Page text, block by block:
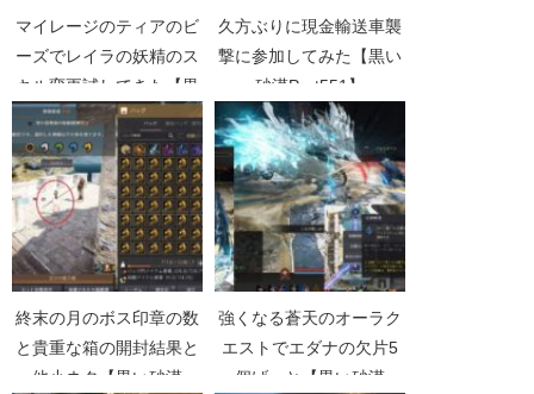
マイレージのティアのビ
ーズでレイラの妖精のス
キル変更試してきた【黒
い砂漠Part3510】
久方ぶりに現金輸送車襲
撃に参加してみた【黒い
砂漠Part551】
終末の月のボス印章の数
と貴重な箱の開封結果と
他小ネタ【黒い砂漠
強くなる蒼天のオーラク
エストでエダナの欠片5
個げっと【黒い砂漠